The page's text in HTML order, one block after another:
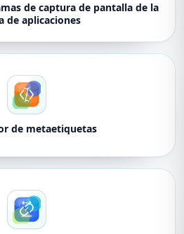
de captura de pantalla de la
de aplicaciones
de metaetiquetas